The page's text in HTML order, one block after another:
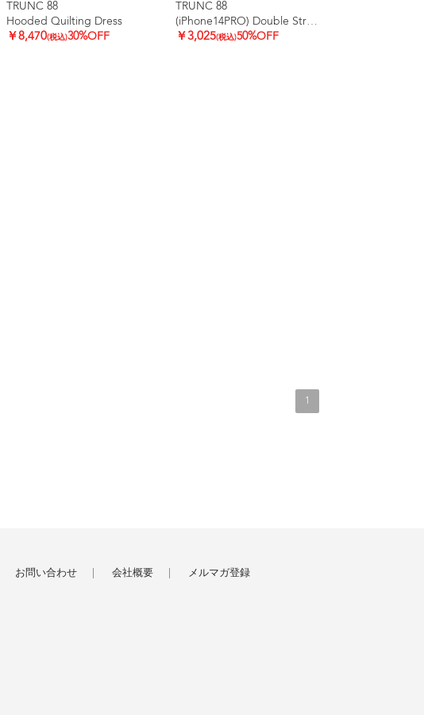
TRUNC 88
Hooded Quilting Dress
￥8,470(税込)30%OFF
TRUNC 88
(iPhone14PRO) Double Strap iPhone Case
￥3,025(税込)50%OFF
1
お問い合わせ 会社概要 メルマガ登録